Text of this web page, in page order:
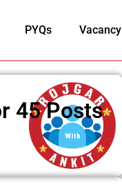
PYQs Vacancy
45 Posts